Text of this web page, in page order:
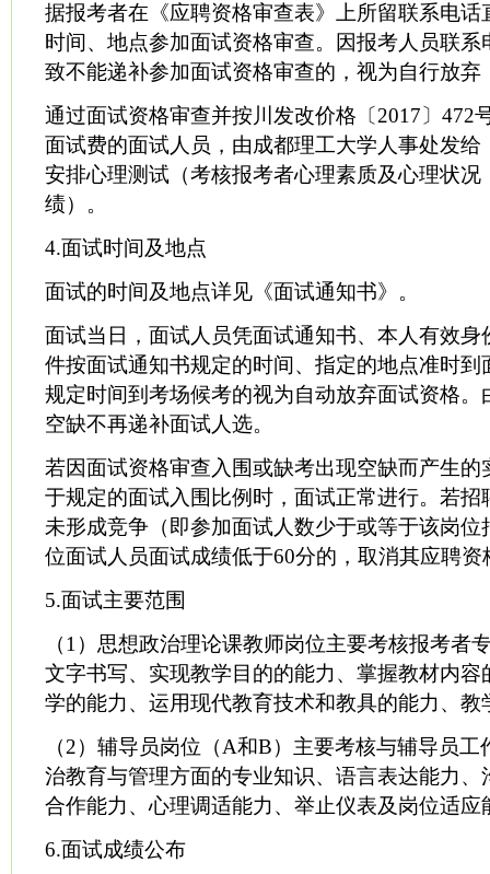
据报考者在《应聘资格审查表》上所留联系电话
时间、地点参加面试资格审查。因报考人员联
致不能递补参加面试资格审查的，视为自行放弃
通过面试资格审查并按川发改价格〔2017〕472
面试费的面试人员，由成都理工大学人事处发给
安排心理测试（考核报考者心理素质及心理状况
绩）。
4.面试时间及地点
面试的时间及地点详见《面试通知书》。
面试当日，面试人员凭面试通知书、本人有效身
件按面试通知书规定的时间、指定的地点准时到
规定时间到考场候考的视为自动放弃面试资格。
空缺不再递补面试人选。
若因面试资格审查入围或缺考出现空缺而产生的
于规定的面试入围比例时，面试正常进行。若招
未形成竞争（即参加面试人数少于或等于该岗位
位面试人员面试成绩低于60分的，取消其应聘资
5.面试主要范围
（1）思想政治理论课教师岗位主要考核报考者
文字书写、实现教学目的的能力、掌握教材内容
学的能力、运用现代教育技术和教具的能力、教
（2）辅导员岗位（A和B）主要考核与辅导员
治教育与管理方面的专业知识、语言表达能力、
合作能力、心理调适能力、举止仪表及岗位适应
6.面试成绩公布